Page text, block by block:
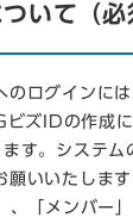
いて（必
のログインに
ズIDの作成に
す。システム
いいたします
「メンバー